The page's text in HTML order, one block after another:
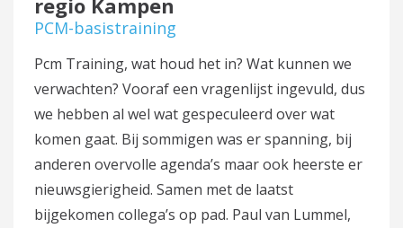
PCM-basistraining
Pcm Training, wat houd het in? Wat kunnen we
verwachten? Vooraf een vragenlijst ingevuld, dus
we hebben al wel wat gespeculeerd over wat
komen gaat. Bij sommigen was er spanning, bij
anderen overvolle agenda’s maar ook heerste er
nieuwsgierigheid. Samen met de laatst
bijgekomen collega’s op pad. Paul van Lummel,